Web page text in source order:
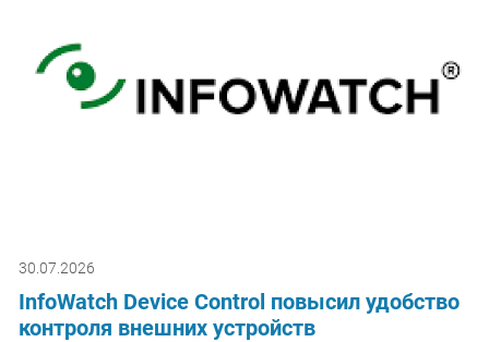
30.07.2026
InfoWatch Device Control повысил удобство
контроля внешних устройств